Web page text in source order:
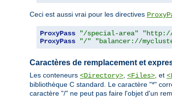
Ceci est aussi vrai pour les directives
ProxyPass "/special-area" "http://
ProxyPass
"/" "balancer://
Caractères de remplacement et
Les conteneurs <Directory> <Files> , et
bibliothèque C standard. Le caractère "*"
caractère "/" ne peut pas faire l'objet d'un